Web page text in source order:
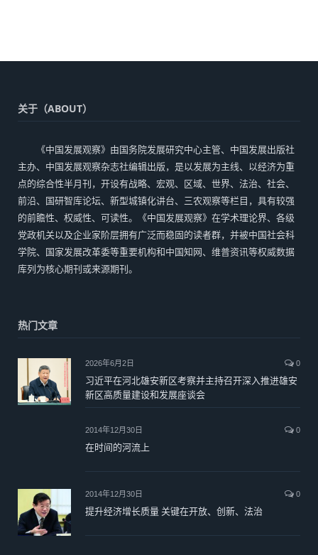
关于（ABOUT）
《中国发展观察》由国务院发展研究中心主管、中国发展出版社
主办、中国发展观察杂志社编辑出版，是以发展为主线、以经济为重
点的综合性半月刊，开设有战略、宏观、区域、世界、法治、社会、
前沿、国研智库论坛、新型城镇化讲台、三农观察等栏目，具有较强
的前瞻性、权威性、可读性。《中国发展观察》在学术理论界、各级
党政机关以及企业家阶层拥有广泛而稳固的读者群，并被中国社会科
学院、国家发展改革委等重要机构和中国知网、维普资讯等权威数据
库列为核心期刊或来源期刊。
热门文章
2026年6月2日 0
习近平在河北雄安新区考察并主持召开深入推进雄安
新区高质量建设和发展座谈会
2014年12月30日 0
在时间的河流上
2014年12月30日 0
提升经济增长质量 关键在开放、创新、法治